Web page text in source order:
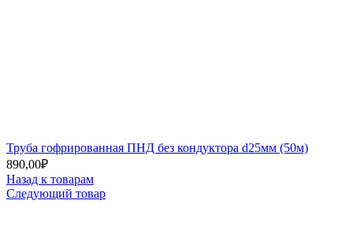
Труба гофрированная ПНД без кондуктора d25мм (50м)
890,00₽
Назад к товарам
Следующий товар